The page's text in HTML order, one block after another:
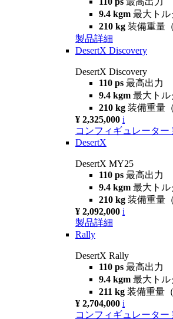
9.4 kgm 最大トル
210 kg 装備重量
製品詳細
DesertX Discovery
DesertX Discovery
110 ps 最高出力
9.4 kgm 最大トル
210 kg 装備重量
¥ 2,325,000 i
コンフィギュレーター
DesertX
DesertX MY25
110 ps 最高出力
9.4 kgm 最大トル
210 kg 装備重量
¥ 2,092,000 i
製品詳細
Rally
DesertX Rally
110 ps 最高出力
9.4 kgm 最大トル
211 kg 装備重量
¥ 2,704,000 i
コンフィギュレーター